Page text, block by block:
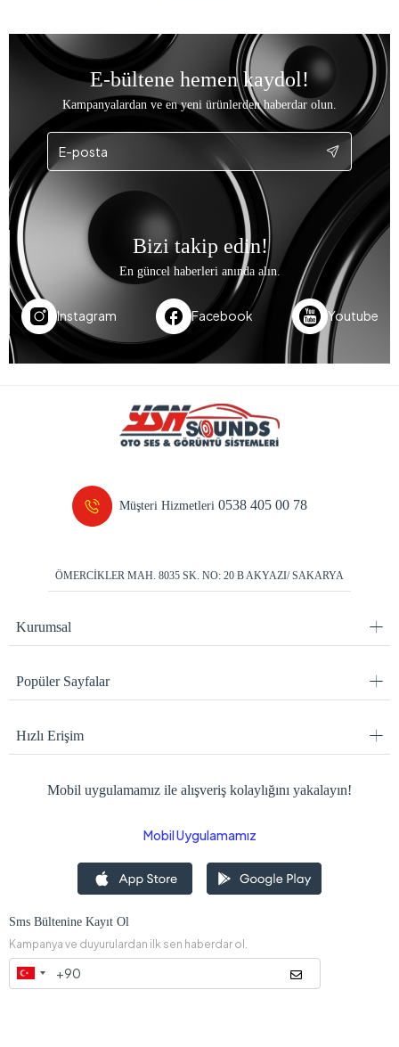
E-bültene hemen kaydol!
Kampanyalardan ve en yeni ürünlerden haberdar olun.
Bizi takip edin!
En güncel haberleri anında alın.
Instagram Facebook Youtube
Müşteri Hizmetleri0538 405 00 78
ÖMERCİKLER MAH. 8035 SK. NO: 20 B AKYAZI/ SAKARYA
Kurumsal
Popüler Sayfalar
Hızlı Erişim
Mobil uygulamamız ile alışveriş kolaylığını yakalayın!
Mobil Uygulamamız
Sms Bültenine Kayıt Ol
Kampanya ve duyurulardan ilk sen haberdar ol.